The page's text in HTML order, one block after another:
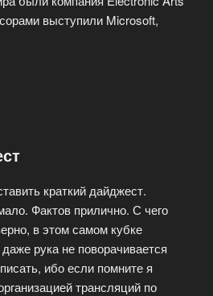
выступили Microsoft,
краткий дайджест.
Фактов прилично. С чего
в этом самом кубке
рука не поворачивается
ибо если помните я
трансляций по